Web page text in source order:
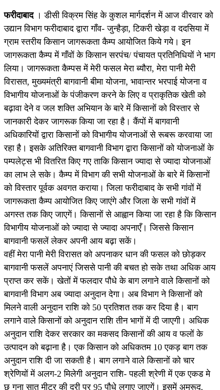
फरीदाबाद। डीसी विक्रम सिंह के कुशल मार्गदर्शन में आज वीरवार को
उद्यान विभाग फरीदाबाद द्वारा गाँव- जुन्हैड़ा, टिकरी खेड़ा व ददसिया में
ग्राम स्तरीय किसान जागरूकता कैम्प आयोजित किये गये। इन
जागरूकता कैम्प में गाँवों के किसान सरपंच/ पंचायत प्रतिनिधियों ने भाग
लिया। जागरूकता कैम्पस में मेरी फसल मेरा ब्यौरा, मेरा पानी मेरी
विरासत, मुख्यमंत्री बागवानी बीमा योजना, भावान्तर भरपाई योजना व
विभागीय योजनाओं के पंजीकरण करने के लिए व प्राकृतिक खेती को
बढ़ावा देने व जल शक्ति अभियान के बारे में किसानों को विस्तार से
जानकारी देकर जागरूक किया जा रहा है। कैंपों में बागवानी
अधिकारियों द्वारा किसानों को विभागीय योजनाओं से रूबरू करवाया जा
रहा है। इसके अतिरिक्त बागवानी विभाग द्वारा किसानों को योजनाओं के
पम्पलेट्स भी वितरित किए गए ताकि किसान ज्यादा से ज्यादा योजनाओं
का लाभ ले सके। कैम्प में विभाग की सभी योजनाओं के बारे में किसानों
को विस्तार पूर्वक अवगत कराया। जिला फरीदाबाद के सभी गांवों में
जागरूकता कैम्प आयोजित किए जाएंगे और जिला के सभी गांवों में
अगस्त तक किए जाएगें। किसानों से आह्वान किया जा रहा है कि किसान
विभागीय योजनाओं को ज्यादा से ज्यादा अपनाएँ। जिससे किसान
बागवानी फसलें लेकर अपनी आय बढ़ा सकें।
वहीं मेरा पानी मेरी विरासत को अपनाकर धान की फसल को छोड़कर
बागवानी फसलें अपनाएं जिससे पानी की बचत हो सके तथा अधिक आय
प्राप्त कर सकें। खेतों में फलदार पौधे के बाग लगाने वाले किसानों को
बागवानी विभाग अब ज्यादा अनुदान देगा। अब विभाग ने किसानों को
मिलने वाली अनुदान राशि को 50 प्रतिशत तक कर दिया है। बाग
लगाने वाले किसानों को अनुदान राशि तीन भागों में दी जाएगी। अधिक
अनुदान राशि देकर सरकार का मकसद किसानों की आय व फलों के
उत्पादन को बढ़ाना है। एक किसान को अधिकतम 10 एकड़ बाग तक
अनुदान राशि दी जा सकती है। बाग लगाने वाले किसानों को चार
श्रेणियों में अलग-2 मिलेगी अनुदान राशि- पहली श्रेणी में एक एकड मे
छ गुना सात मीटर की दूरी पर 95 पौधे लगाए जाएगें। इसमें अमरूद,